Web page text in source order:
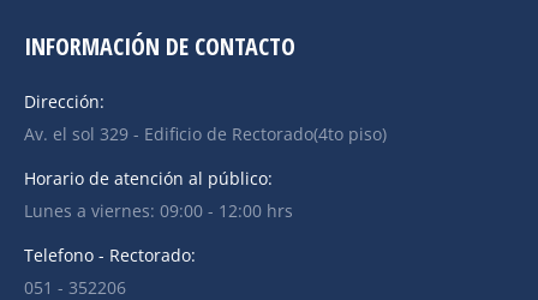
INFORMACIÓN DE CONTACTO
Dirección:
Av. el sol 329 - Edificio de Rectorado(4to piso)
Horario de atención al público:
Lunes a viernes: 09:00 - 12:00 hrs
Telefono - Rectorado:
051 - 352206